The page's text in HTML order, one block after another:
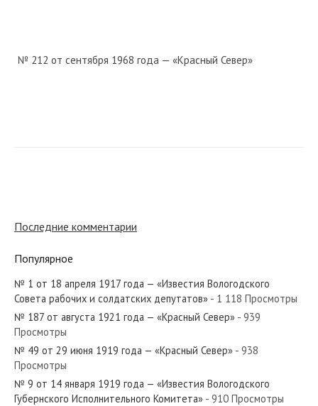
№ 212 от сентября 1968 года — «Красный Север»
№ 294 от декабря 1959 года — «Красный Север»
№ 252 от ноября 1982 года — «Красный Север»
Последние комментарии
Популярное
№ 1 от 18 апреля 1917 года — «Известия Вологодского
Совета рабочих и солдатских депутатов» - 1 118 Просмотры
№ 187 от августа 1921 года — «Красный Север» - 939
Просмотры
№ 49 от 29 июня 1919 года — «Красный Север» - 938
Просмотры
№ 9 от 14 января 1919 года — «Известия Вологодского
Губернского Исполнительного Комитета» - 910 Просмотры